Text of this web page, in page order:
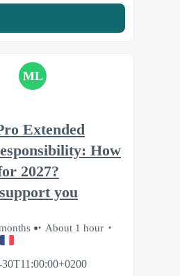
ML
Extended
How
2027?
you
About 1 hour